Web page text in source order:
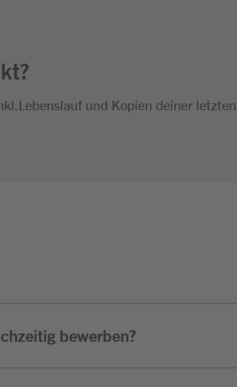
und Kopien deiner letzten
bewerben?